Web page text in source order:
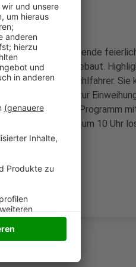
wird am Wochenende
Umkleiden umgebaut.
oder Rollstuhlfahrer. Sie
Sonntag gibt es zur
im Wasser. Das Programm
geht schon um 10 Uhr